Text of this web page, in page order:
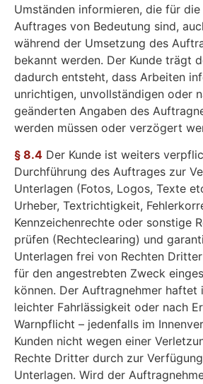
Umständen informieren, die für
Auftrages von Bedeutung sind,
während der Umsetzung des
bekannt werden. Der Kunde trägt
dadurch entsteht, dass Arbeiten
unrichtigen, unvollständigen oder
geänderten Angaben des
werden müssen oder verzögert
§ 8.4 Der Kunde ist weiters
Durchführung des Auftrages zur
Unterlagen (Fotos, Logos, Texte
Urheber, Textrichtigkeit,
Kennzeichenrechte oder sonstige
prüfen (Rechteclearing) und
Unterlagen frei von Rechten
für den angestrebten Zweck
können. Der Auftragnehmer haftet
leichter Fahrlässigkeit oder nach
Warnpflicht – jedenfalls im
Kunden nicht wegen einer
Rechte Dritter durch zur
Unterlagen. Wird der